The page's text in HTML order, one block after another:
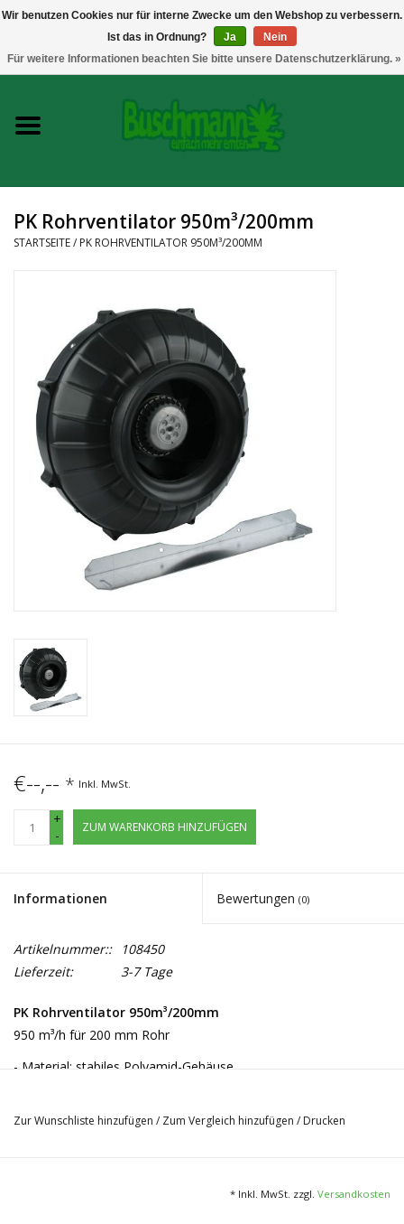
Growshop
Messtechnik
Headshop
CBD und Hanfextrakte
Marken
PK Rohrventilator 950m³/200mm
STARTSEITE/ PK ROHRVENTILATOR 950M³/200MM
€--,-- * Inkl. MwSt.
+
-
ZUM WARENKORB HINZUFÜGEN
Informationen Bewertungen (0)
Artikelnummer::
108450
Lieferzeit:
3-7 Tage
PK Rohrventilator 950m³/200mm
950 m³/h für 200 mm Rohr
- Material: stabiles Polyamid-Gehäuse
- 950 m³/h
Zur Wunschliste hinzufügen / Zum Vergleich hinzufügen / Drucken
* Inkl. MwSt. zzgl. Versandkosten
Wir benutzen Cookies nur für interne Zwecke um den Webshop zu verbessern.
Ist das in Ordnung?
Ja
Nein
Für weitere Informationen beachten Sie bitte unsere Datenschutzerklärung. »